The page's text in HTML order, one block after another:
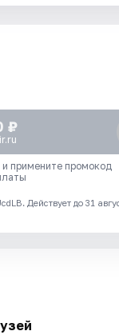
₽
примените промокод
Действует до 31